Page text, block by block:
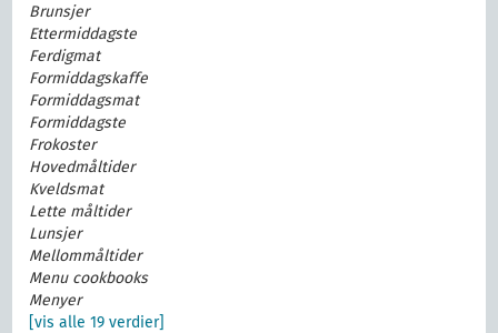
Brunsjer
Ettermiddagste
Ferdigmat
Formiddagskaffe
Formiddagsmat
Formiddagste
Frokoster
Hovedmåltider
Kveldsmat
Lette måltider
Lunsjer
Mellommåltider
Menu cookbooks
Menyer
[vis alle 19 verdier]